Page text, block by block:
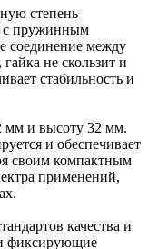
степень
с пружинным
соединение между
не скользит и
стабильность и
мм и высоту 32 мм.
и обеспечивает
своим компактным
применений,
качества и
фиксирующие